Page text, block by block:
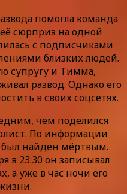
помогла команда
сюрприз на одной
с подписчиками
близких людей.
супругу и Тимма,
развод. Однако его
в своих соцсетях.
чем поделился
По информации
был найден мёртвым.
в 23:30 он записывал
а уже в час ночи его